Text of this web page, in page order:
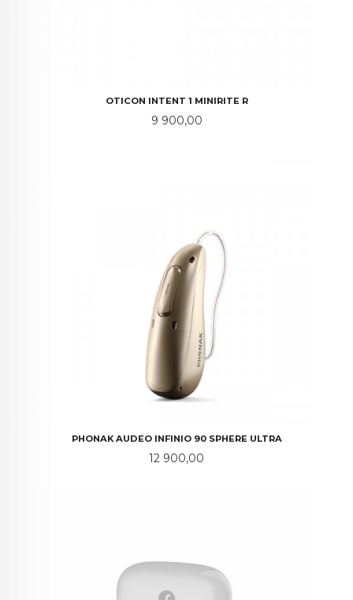
OTICON INTENT 1 MINIRITE R
Pris
9 900,00
PHONAK AUDEO INFINIO 90 SPHERE ULTRA
Pris
12 900,00